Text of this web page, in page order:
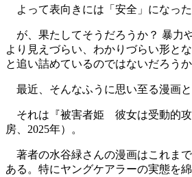
よって表向きには「安全」になった
が、果たしてそうだろうか？ 暴力
より見えづらい、わかりづらい形と
と追い詰めているのではないだろうか
最近、そんなふうに思い至る漫画と
それは『被害者姫 彼女は受動的攻
房、2025年）。
著者の水谷緑さんの漫画はこれま
ある。特にヤングケアラーの実態を